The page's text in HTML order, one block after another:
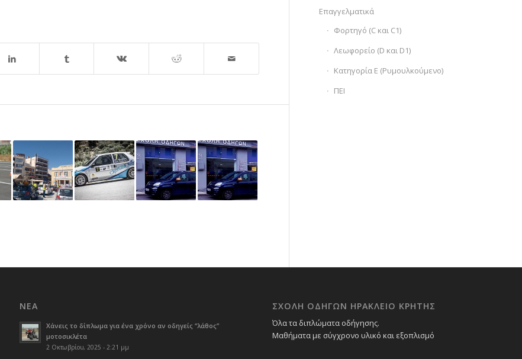
Επαγγελματικά
Φορτηγό (C και C1)
Λεωφορείο (D και D1)
Κατηγορία Ε (Ρυμουλκούμενο)
ΠΕΙ
ΝΈΑ
Χάνεις το δίπλωμα για ένα χρόνο αν οδηγείς “λάθος”
μοτοσικλέτα
2 Οκτωβρίου, 2025 - 2:21 μμ
ΣΧΟΛΉ ΟΔΗΓΏΝ ΗΡΆΚΛΕΙΟ ΚΡΉΤΗΣ
Όλα τα διπλώματα οδήγησης.
Μαθήματα με σύγχρονο υλικό και εξοπλισμό